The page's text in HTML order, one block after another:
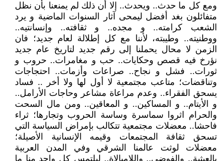
ومع كل ما حدث.. ويحدث.. إلا أن ذلك لم يمنعنا بأن نظل
متفائلون بغد أفضل ليمحى آثار السنوات الماضية و يرد
الشعب كرامته.. و مجده.. و ثقافته.. وإنسانتيه..
ووطنيته.. وطيبته، لأننا مع كل إطلالة لعام جديد؛ فان
الزمن لا محال يحملنا إلى رقم جديد لتاريخ عام جديد
نؤرخ فيه قصص وحكايات.. حب و مغامرات.. حروب و
ثورات.. فشل و نجاح.. صراعات وأزمات.. احتجاجات
وتناقضات؛ متاعب مجتمعية لا أول لها ولا أخر .. فساد
يسحق الفقراء.. وعدم مراعاة مشاعر وحاجات الأرامل..
و الأيتام.. و المساكين.. و المعاقين.. ومن مال السحت
والحرام اثروا سماسرة وساسة الحروب وتجارها؛ ثراء
فاحشا.. معضلات مجتمعية تتكالب بإمراض السياسة التي
تسحق ثقافة المجتمعات وقيمه الإنسانية الأصيلة؛
معضلات لوثت عالمنا الشرقي وفي المدن العربية
بالعبثية.. والفوضى.. واللامبالاة.. ليلتمس كل واحد منا ما